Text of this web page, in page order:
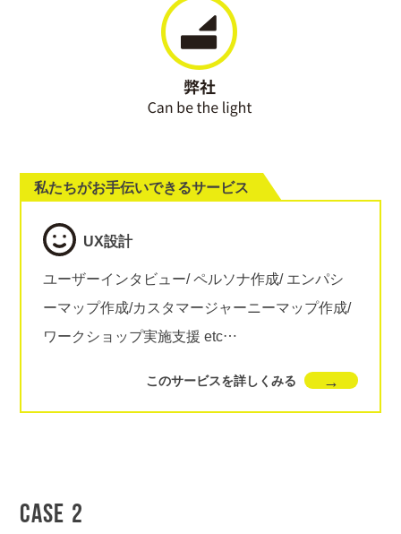
私たちがお手伝いできるサービス
UX設計
ユーザーインタビュー/ ペルソナ作成/ エンパシ
ーマップ作成/カスタマージャーニーマップ作成/
ワークショップ実施支援 etc…
このサービスを詳しくみる
CASE 2